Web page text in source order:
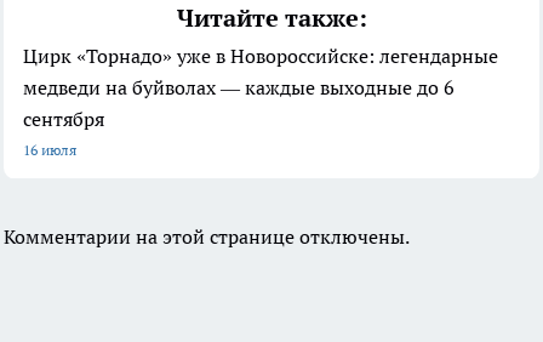
Читайте также:
Цирк «Торнадо» уже в Новороссийске: легендарные
медведи на буйволах — каждые выходные до 6
сентября
16 июля
Комментарии на этой странице отключены.